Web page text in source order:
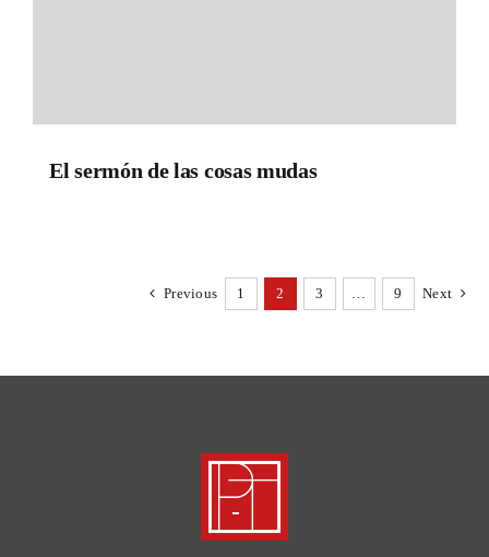
El sermón de las cosas mudas
Previous 1 2 3 … 9 Next